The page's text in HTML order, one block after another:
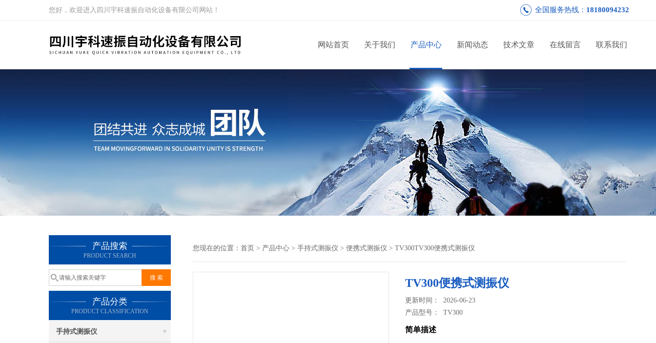
您好，欢迎进入四川宇科速振自动化设备有限公司网站！ 全国服务热线： 18180094232
网站首页 关于我们 产品中心 新闻动态 技术文章 在线留言 联系我们
产品搜索
PRODUCT SEARCH
产品分类
PRODUCT CLASSIFICATION
手持式测振仪
您现在的位置： 首页 > 产品中心 > 手持式测振仪 > 便携式测振仪 > TV300TV300便携式测振仪
TV300便携式测振仪
更新时间： 2026-06-23
产品型号：TV300
简单描述